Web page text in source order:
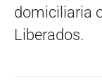
domiciliaria
Liberados.